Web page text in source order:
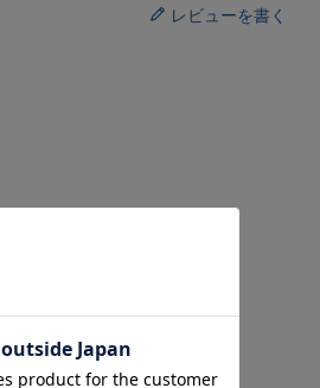
レビューを書く